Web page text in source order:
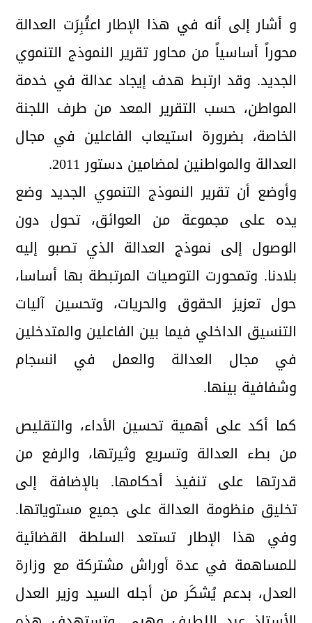
و أشار إلى أنه في هذا الإطار اعتُبِرَت العدالة
محوراً أساسياً من محاور تقرير النموذج التنموي
الجديد. وقد ارتبط هدف إيجاد عدالة في خدمة
المواطن، حسب التقرير المعد من طرف اللجنة
الخاصة، بضرورة استيعاب الفاعلين في مجال
العدالة والمواطنين لمضامين دستور 2011.
وأوضع أن تقرير النموذج التنموي الجديد وضع
يده على مجموعة من العوائق، تحول دون
الوصول إلى نموذج العدالة الذي تصبو إليه
بلادنا. وتمحورت التوصيات المرتبطة بها أساسا،
حول تعزيز الحقوق والحريات، وتحسين آليات
التنسيق الداخلي فيما بين الفاعلين والمتدخلين
في مجال العدالة والعمل في انسجام
وشفافية بينها.
كما أكد على أهمية تحسين الأداء، والتقليص
من بطء العدالة وتسريع وثيرتها، والرفع من
قدرتها على تنفيذ أحكامها. بالإضافة إلى
تخليق منظومة العدالة على جميع مستوياتها.
وفي هذا الإطار تستعد السلطة القضائية
للمساهمة في عدة أوراش مشتركة مع وزارة
العدل، بدعم يُشكَر من أجله السيد وزير العدل